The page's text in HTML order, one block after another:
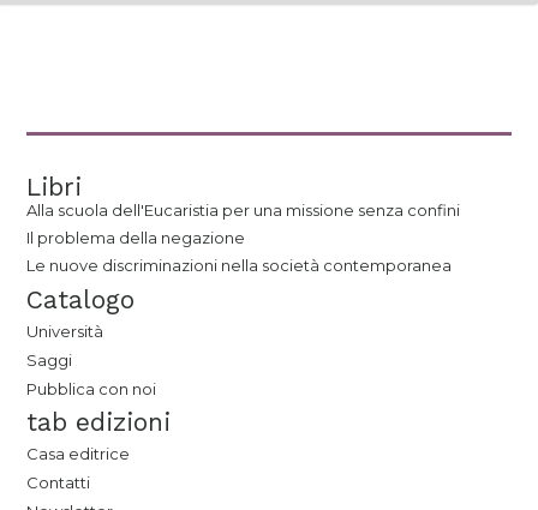
Libri
Alla scuola dell'Eucaristia per una missione senza confini
Il problema della negazione
Le nuove discriminazioni nella società contemporanea
Catalogo
Università
Saggi
Pubblica con noi
tab edizioni
Casa editrice
Contatti